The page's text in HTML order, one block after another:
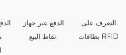
الدفع عبر جهاز
نقاط البيع.
التعرف على
بطاقات RFID